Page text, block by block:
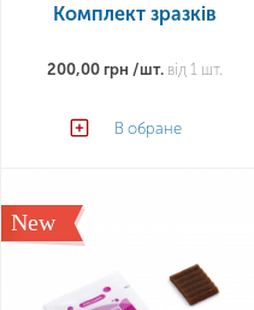
Комплект зразків
200,00 грн /шт. від 1 шт.
В обране
New